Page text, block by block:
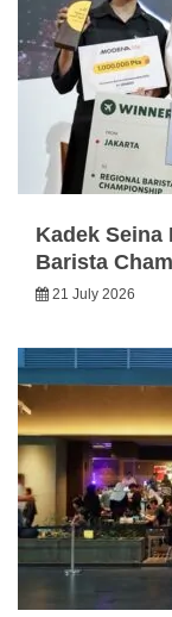
Kadek Seina
Barista
21 July 2026